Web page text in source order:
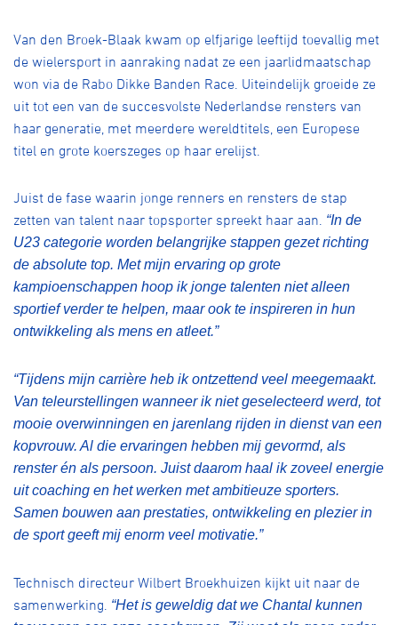
Van den Broek-Blaak kwam op elfjarige leeftijd toevallig met
de wielersport in aanraking nadat ze een jaarlidmaatschap
won via de Rabo Dikke Banden Race. Uiteindelijk groeide ze
uit tot een van de succesvolste Nederlandse rensters van
haar generatie, met meerdere wereldtitels, een Europese
titel en grote koerszeges op haar erelijst.
Juist de fase waarin jonge renners en rensters de stap
zetten van talent naar topsporter spreekt haar aan. “In de
U23 categorie worden belangrijke stappen gezet richting
de absolute top. Met mijn ervaring op grote
kampioenschappen hoop ik jonge talenten niet alleen
sportief verder te helpen, maar ook te inspireren in hun
ontwikkeling als mens en atleet.”
“Tijdens mijn carrière heb ik ontzettend veel meegemaakt.
Van teleurstellingen wanneer ik niet geselecteerd werd, tot
mooie overwinningen en jarenlang rijden in dienst van een
kopvrouw. Al die ervaringen hebben mij gevormd, als
renster én als persoon. Juist daarom haal ik zoveel energie
uit coaching en het werken met ambitieuze sporters.
Samen bouwen aan prestaties, ontwikkeling en plezier in
de sport geeft mij enorm veel motivatie.”
Technisch directeur Wilbert Broekhuizen kijkt uit naar de
samenwerking. “Het is geweldig dat we Chantal kunnen